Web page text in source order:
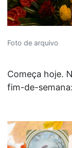
Foto de arquivo
Começa hoje.
fim-de-semana: